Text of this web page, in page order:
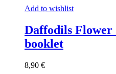
Add to wishlist
Daffodils
booklet
8,90 €